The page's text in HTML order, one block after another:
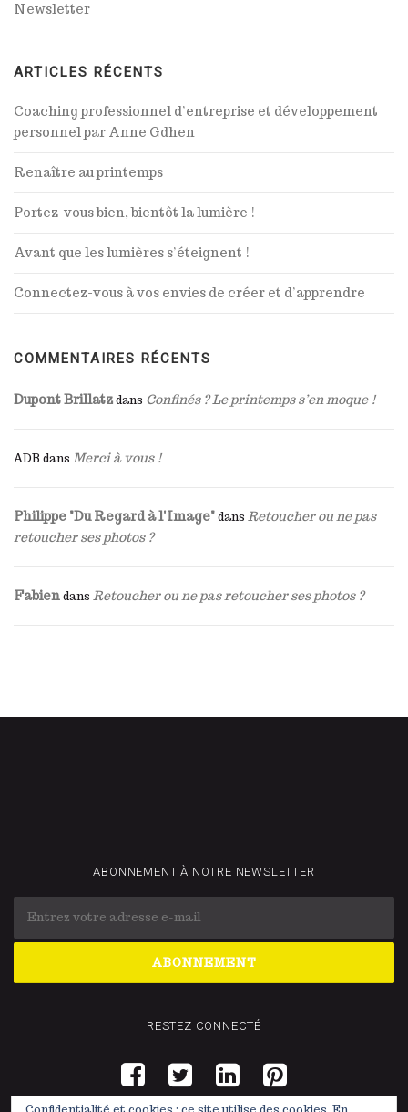
Newsletter
ARTICLES RÉCENTS
Coaching professionnel d’entreprise et développement
personnel par Anne Gdhen
Renaître au printemps
Portez-vous bien, bientôt la lumière !
Avant que les lumières s’éteignent !
Connectez-vous à vos envies de créer et d’apprendre
COMMENTAIRES RÉCENTS
Dupont Brillatz dans Confinés ? Le printemps s’en moque !
ADB dans Merci à vous !
Philippe "Du Regard à l'Image" dans Retoucher ou ne pas
retoucher ses photos ?
Fabien dans Retoucher ou ne pas retoucher ses photos ?
ABONNEMENT À NOTRE NEWSLETTER
RESTEZ CONNECTÉ